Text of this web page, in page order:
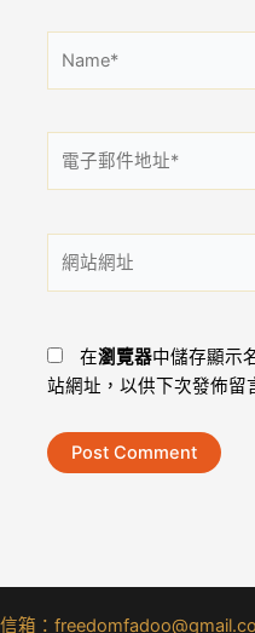
子
件
地
址
站
在瀏覽器中儲存顯示
站網址，以供下次發佈留
信箱：